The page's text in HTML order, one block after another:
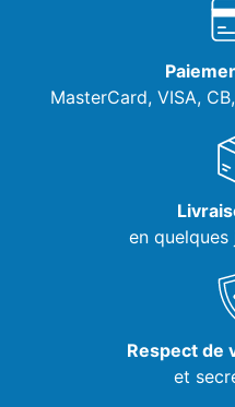
MasterCard, VISA,
en
Respect de
et